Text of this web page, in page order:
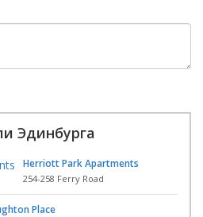
Эдинбурга
Herriott Park Apartments
254-258 Ferry Road
Place